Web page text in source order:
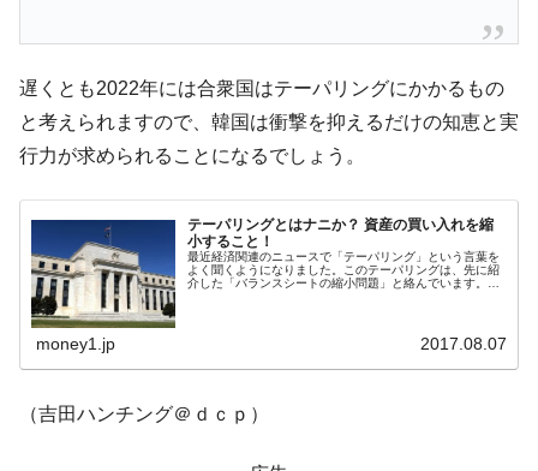
く空港に詰めかけ「出て行け！」「極右勢力」のプラカー
『Money1』
韓国政府「2035年までに18.4GW規模のAIデ
ータセンター整備」⇒ だから無理だってば。
JPモルガン「韓国レバレッジETFの清算は
ほぼ終わった」
『Money1』
韓国『国民年金公団』株価暴落で200兆蒸
発。
『Money1』
韓国政府「ニセＫ-ブランドを通報しようキ
ャンペーン」⇒ あの名物教授も登場！
『Money1』
韓国「橋が落ちました」⇒ 耐久性「なさす
遅くとも2022年には合衆国はテーパリングにかかるもの
と考えられますので、韓国は衝撃を抑えるだけの知恵と実
行力が求められることになるでしょう。
テーパリングとはナニか？ 資産の買い入れを縮
小すること！
最近経済関連のニュースで「テーパリング」という言葉を
よく聞くようになりました。このテーパリングは、先に紹
介した「バランスシートの縮小問題」と絡んでいます。
money1.jp 2017.08.07
（吉田ハンチング＠ｄｃｐ）